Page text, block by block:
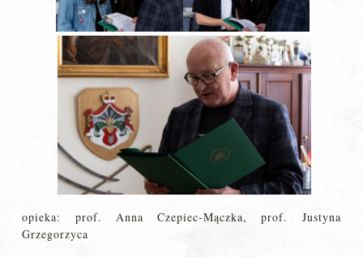
opieka: prof. Anna Czepiec-Mączka, prof. Justyna
Grzegorzyca